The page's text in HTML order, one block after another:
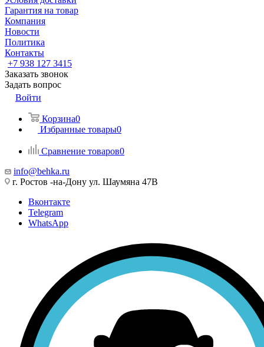
Гарантия на товар
Компания
Новости
Политика
Контакты
+7 938 127 3415
Заказать звонок
Задать вопрос
Войти
Корзина0
Избранные товары0
Сравнение товаров0
info@behka.ru
г. Ростов -на-Дону ул. Шаумяна 47В
Вконтакте
Telegram
WhatsApp